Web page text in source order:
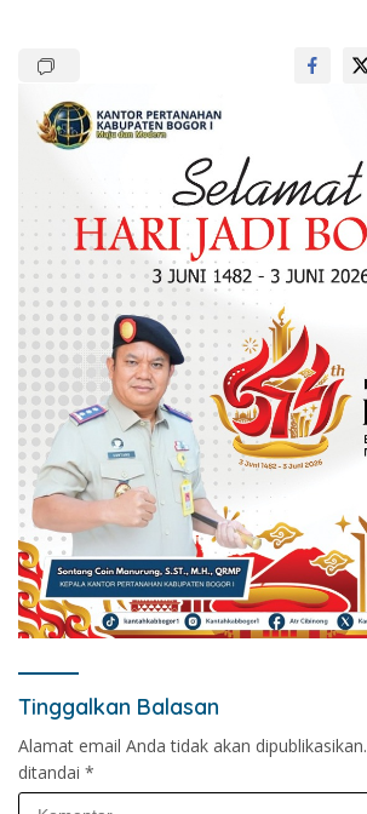
Tinggalkan Balasan
Alamat email Anda tidak akan dipublikasikan.
ditandai *